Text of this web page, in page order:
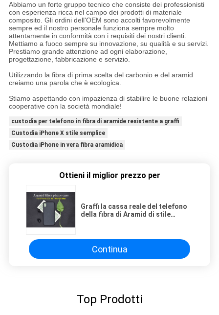
Abbiamo un forte gruppo tecnico che consiste dei professionisti
con esperienza ricca nel campo dei prodotti di materiale
composito. Gli ordini dell'OEM sono accolti favorevolmente
sempre ed il nostro personale funziona sempre molto
attentamente in conformità con i requisiti dei nostri clienti.
Mettiamo a fuoco sempre su innovazione, su qualità e su servizi.
Prestiamo grande attenzione ad ogni elaborazione,
progettazione, fabbricazione e servizio.
Utilizzando la fibra di prima scelta del carbonio e del aramid
creiamo una parola che è ecologica.
Stiamo aspettando con impazienza di stabilire le buone relazioni
cooperative con la società mondiale!
custodia per telefono in fibra di aramide resistente a graffi
Custodia iPhone X stile semplice
Custodia iPhone in vera fibra aramidica
Ottieni il miglior prezzo per
Graffi la cassa reale del telefono
della fibra di Aramid di stile
Continua
Top Prodotti